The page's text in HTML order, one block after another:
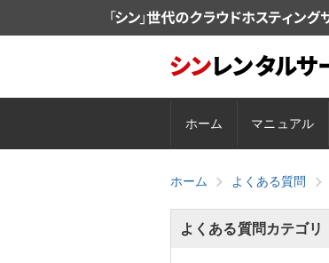
ホーム マニュアル
ホーム よくある質問
よくある質問カテゴリ